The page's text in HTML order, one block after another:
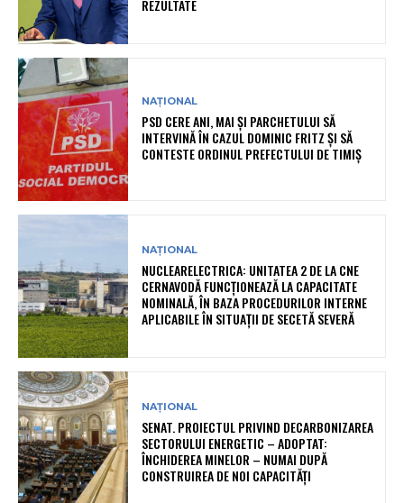
REZULTATE
NAȚIONAL
PSD CERE ANI, MAI ȘI PARCHETULUI SĂ
INTERVINĂ ÎN CAZUL DOMINIC FRITZ ȘI SĂ
CONTESTE ORDINUL PREFECTULUI DE TIMIȘ
NAȚIONAL
NUCLEARELECTRICA: UNITATEA 2 DE LA CNE
CERNAVODĂ FUNCȚIONEAZĂ LA CAPACITATE
NOMINALĂ, ÎN BAZA PROCEDURILOR INTERNE
APLICABILE ÎN SITUAȚII DE SECETĂ SEVERĂ
NAȚIONAL
SENAT. PROIECTUL PRIVIND DECARBONIZAREA
SECTORULUI ENERGETIC – ADOPTAT:
ÎNCHIDEREA MINELOR – NUMAI DUPĂ
CONSTRUIREA DE NOI CAPACITĂȚI